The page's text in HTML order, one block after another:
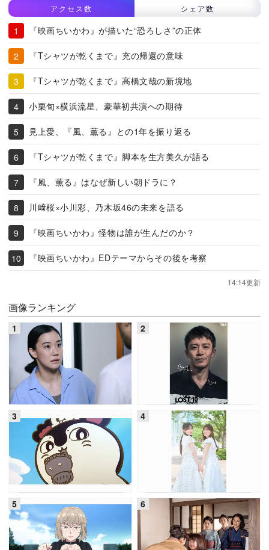
アクセス数 シェア数
『映画ちいかわ』が描いた“恐ろしさ”の正体
『Tシャツが乾くまで』充の帰還の意味
『Tシャツが乾くまで』高橋文哉の新境地
小栗旬×横浜流星、豪華初共演への期待
見上愛、『風、薫る』との1年を振り返る
『Tシャツが乾くまで』脚本を生方美久が語る
『風、薫る』はなぜ新しい朝ドラに？
川﨑桜×小川彩、乃木坂46の未来を語る
『映画ちいかわ』怪物は誰が生んだのか？
『映画ちいかわ』EDテーマからその後を考察
14:14更新
画像ランキング